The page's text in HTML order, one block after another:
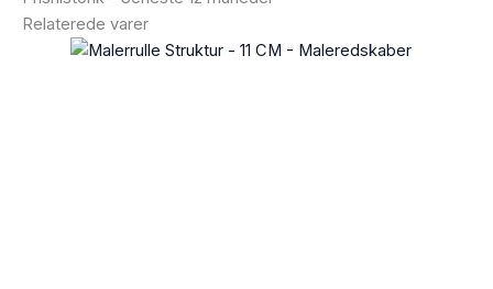
Relaterede varer